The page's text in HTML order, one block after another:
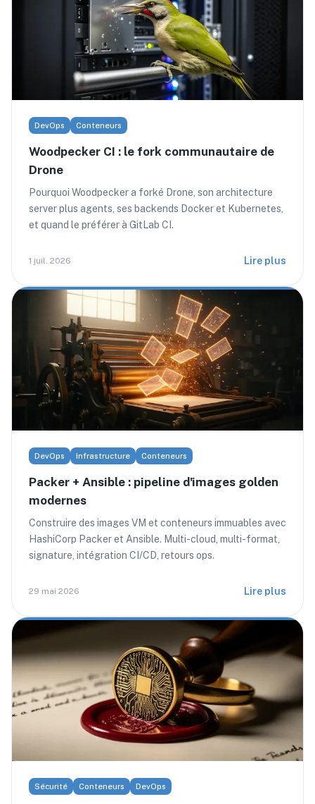
DevOps Conteneurs
Woodpecker CI : le fork communautaire de
Drone
Pourquoi Woodpecker a forké Drone, son architecture
server plus agents, ses backends Docker et Kubernetes,
et quand le préférer à GitLab CI.
1 juil. 2026 Lire plus
DevOps Infrastructure Conteneurs
Packer + Ansible : pipeline d'images golden
modernes
Construire des images VM et conteneurs immuables avec
HashiCorp Packer et Ansible. Multi-cloud, multi-format,
signature, intégration CI/CD, retours ops.
29 mai 2026 Lire plus
Sécurité Conteneurs DevOps